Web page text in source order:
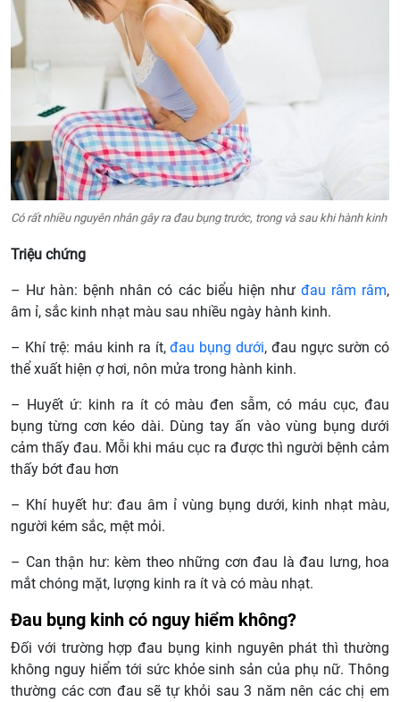
Có rất nhiều nguyên nhân gây ra đau bụng trước, trong và sau khi hành kinh
Triệu chứng
– Hư hàn: bệnh nhân có các biểu hiện như đau râm râm,
âm ỉ, sắc kinh nhạt màu sau nhiều ngày hành kinh.
– Khí trệ: máu kinh ra ít,đau bụng dưới, đau ngực sườn có
thể xuất hiện ợ hơi, nôn mửa trong hành kinh.
– Huyết ứ: kinh ra ít có màu đen sẫm, có máu cục, đau
bụng từng cơn kéo dài. Dùng tay ấn vào vùng bụng dưới
cảm thấy đau. Mỗi khi máu cục ra được thì người bệnh cảm
thấy bớt đau hơn
– Khí huyết hư: đau âm ỉ vùng bụng dưới, kinh nhạt màu,
người kém sắc, mệt mỏi.
– Can thận hư: kèm theo những cơn đau là đau lưng, hoa
mắt chóng mặt, lượng kinh ra ít và có màu nhạt.
Đau bụng kinh có nguy hiểm không?
Đối với trường hợp đau bụng kinh nguyên phát thì thường
không nguy hiểm tới sức khỏe sinh sản của phụ nữ. Thông
thường các cơn đau sẽ tự khỏi sau 3 năm nên các chị em